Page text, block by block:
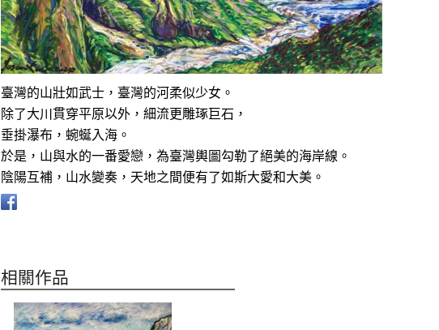
臺灣的山壯如武士，臺灣的河柔似少女。
除了大川貫穿平原以外，細流更雕琢巨石，
垂掛瀑布，蜿蜒入海。
於是，山與水的一番愛戀，為臺灣輿圖勾勒了絕美的海岸線。
陰陽互補，山水變奏，天地之間便有了如斯大愛和大美。
相關作品